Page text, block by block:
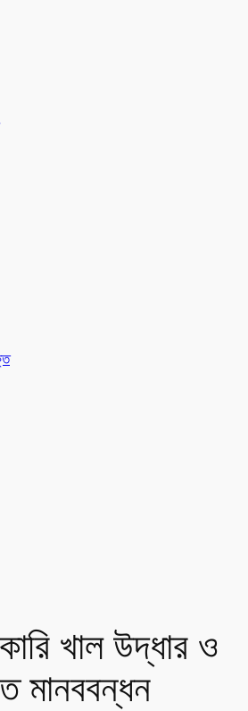
খাল উদ্ধার ও
মানববন্ধন